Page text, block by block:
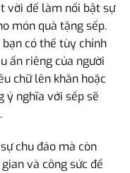
vời để làm nổi bật sự
món quà tặng sếp.
có thể tùy chỉnh
ấn riêng của người
chữ lên khăn hoặc
ý nghĩa với sếp sẽ
chu đáo mà còn
và công sức để